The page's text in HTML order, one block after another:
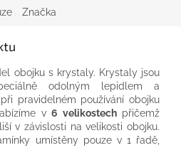
Značka
obojku s krystaly. Krystaly jsou
odolným lepidlem
a
při pravidelném používání obojku
v 6 velikostech přičemž
v závislosti na velikosti obojku.
umístěny pouze v 1
řadě,